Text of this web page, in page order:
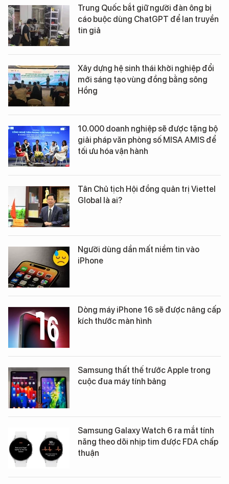
Trung Quốc bắt giữ người đàn ông bị
cáo buộc dùng ChatGPT để lan truyền
tin giả
Xây dựng hệ sinh thái khởi nghiệp đổi
mới sáng tạo vùng đồng bằng sông
Hồng
10.000 doanh nghiệp sẽ được tặng bộ
giải pháp văn phòng số MISA AMIS để
tối ưu hóa vận hành
Tân Chủ tịch Hội đồng quản trị Viettel
Global là ai?
Người dùng dần mất niềm tin vào
iPhone
Dòng máy iPhone 16 sẽ được nâng cấp
kích thước màn hình
Samsung thất thế trước Apple trong
cuộc đua máy tính bảng
Samsung Galaxy Watch 6 ra mắt tính
năng theo dõi nhịp tim được FDA chấp
thuận